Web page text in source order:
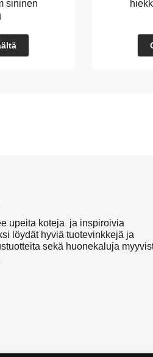
sininen
upeita koteja ja inspiroivia
löydät hyviä tuotevinkkejä ja
sekä huonekaluja